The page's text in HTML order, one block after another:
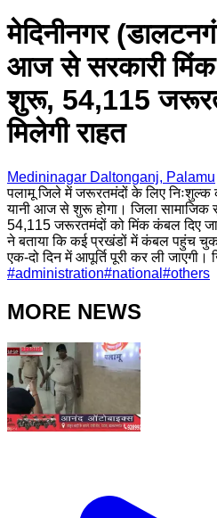
मेदिनीनगर
आज से सरकारी
शुरू, 54,115
मिलेगी राहत
Medininagar Daltonganj, Palamu
पलामू जिले में जरूरतमंदों के लिए निःशुल्क
यानी आज से शुरू होगा। जिला सामाजिक
54,115 जरूरतमंदों को मिंक कंबल दिए
ने बताया कि कई प्रखंडों में कंबल पहुंच
एक-दो दिन में आपूर्ति पूरी कर ली
#administration#national #others
MORE NEWS